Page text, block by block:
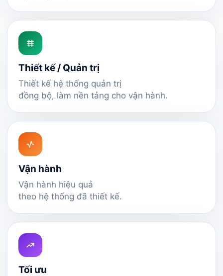
Thiết kế / Quản trị
Thiết kế hệ thống quản trị
đồng bộ, làm nền tảng cho vận hành.
Vận hành
Vận hành hiệu quả
theo hệ thống đã thiết kế.
Tối ưu